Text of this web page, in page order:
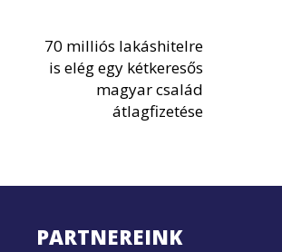
70 milliós lakáshitelre
is elég egy kétkeresős
magyar család
átlagfizetése
PARTNEREINK